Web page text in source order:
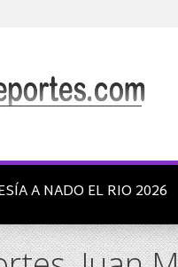
A NADO EL RIO 2026